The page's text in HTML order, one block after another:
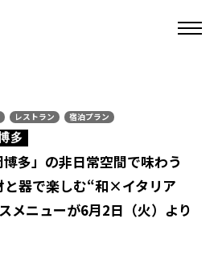
レストラン 宿泊プラン
多
博多」の非日常空間で味わう
と器で楽しむ“和×イタリア
メニューが6月2日（火）より